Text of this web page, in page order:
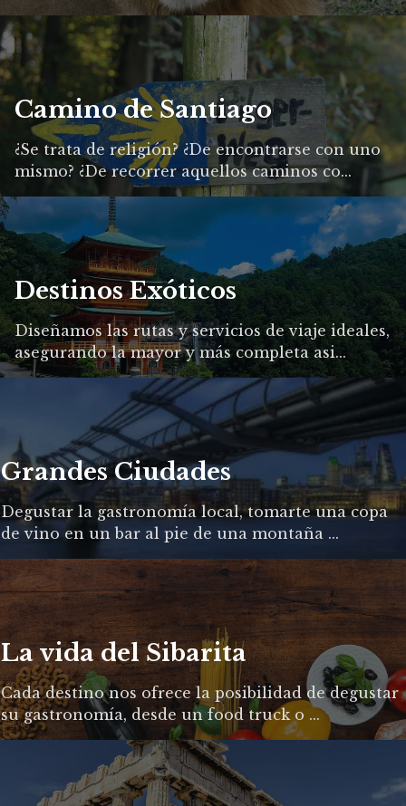
Camino de Santiago
¿Se trata de religión? ¿De encontrarse con uno
mismo? ¿De recorrer aquellos caminos co...
Destinos Exóticos
Diseñamos las rutas y servicios de viaje ideales,
asegurando la mayor y más completa asi...
Grandes Ciudades
Degustar la gastronomía local, tomarte una copa
de vino en un bar al pie de una montaña ...
La vida del Sibarita
Cada destino nos ofrece la posibilidad de degustar
su gastronomía, desde un food truck o ...